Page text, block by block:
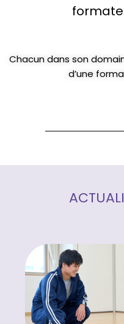
Chacun dans son
d’une